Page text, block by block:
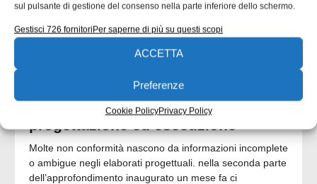
sul pulsante di gestione del consenso nella parte inferiore dello schermo.
Gestisci 726 fornitoriPer saperne di più su questi scopi
ACCETTA
Preferenze
Cookie PolicyPrivacy Policy
UNI EN 1090: il punto di contatto tra
progettazione ed esecuzione
Molte non conformità nascono da informazioni incomplete
o ambigue negli elaborati progettuali. nella seconda parte
dell’approfondimento inaugurato un mese fa ci